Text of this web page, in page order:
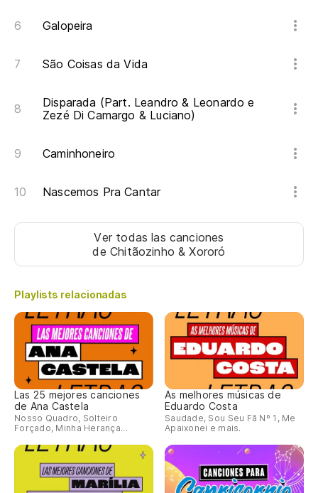
Galopeira
São Coisas da Vida
Disparada (Part. Leandro & Leonardo e
Zezé Di Camargo & Luciano)
Caminhoneiro
Nascemos Pra Cantar
Ver todas las canciones
de Chitãozinho & Xororó
Playlists relacionadas
Las 25 mejores canciones
de Ana Castela
Nosso Quadro, Solteiro
Forçado, Minha Herança...
As melhores músicas de
Eduardo Costa
Saudade, Sou Seu Fã Nº 1, Me
Apaixonei e mais.